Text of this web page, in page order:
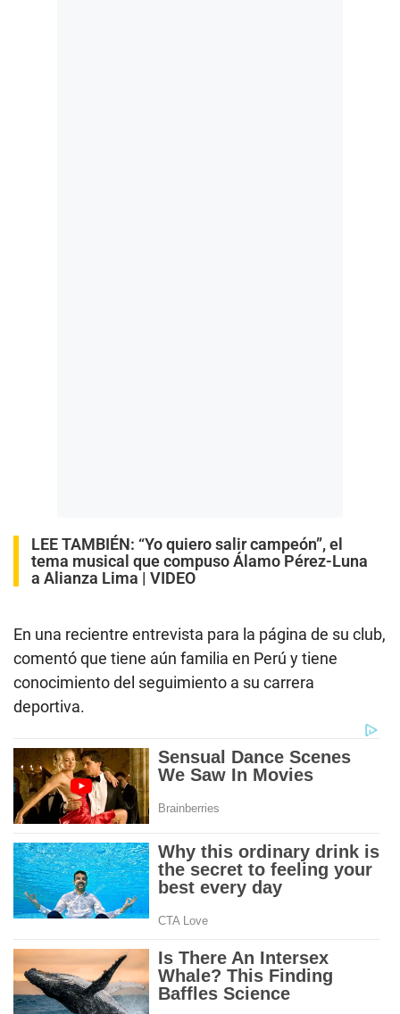
LEE TAMBIÉN: “Yo quiero salir campeón”, el
tema musical que compuso Álamo Pérez-Luna
a Alianza Lima | VIDEO
En una recientre entrevista para la página de su club,
comentó que tiene aún familia en Perú y tiene
conocimiento del seguimiento a su carrera
deportiva.